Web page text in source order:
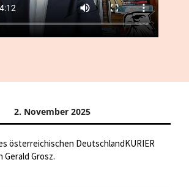
2. November 2025
österreichischen DeutschlandKURIER
Grosz.